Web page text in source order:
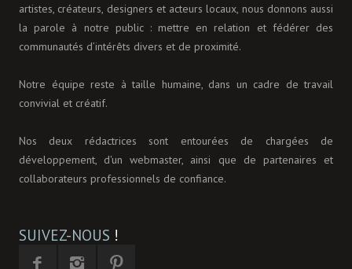
artistes, créateurs, designers et acteurs locaux, nous donnons aussi
la parole à notre public : mettre en relation et fédérer des
communautés d’intérêts divers et de proximité.
Notre équipe reste à taille humaine, dans un cadre de travail
convivial et créatif.
Nos deux rédactrices sont entourées de chargées de
développement, d'un webmaster, ainsi que de partenaires et
collaborateurs professionnels de confiance.
SUIVEZ-NOUS !